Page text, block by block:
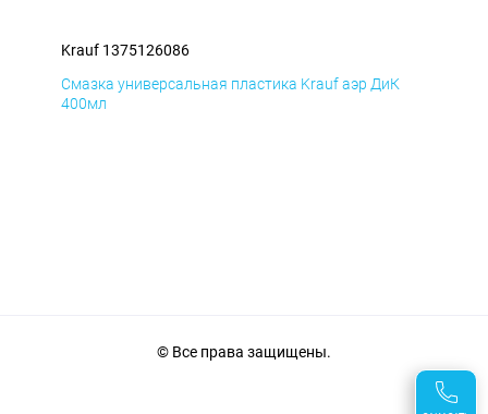
Krauf 1375126086
Смазка универсальная пластика Krauf аэр ДиК
400мл
© Все права защищены.